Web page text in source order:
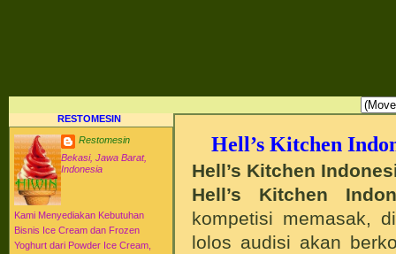
RESTOMESIN
Restomesin
Bekasi, Jawa Barat,
Indonesia
Kami Menyediakan Kebutuhan
Bisnis Ice Cream dan Frozen
Yoghurt dari Powder Ice Cream,
Hell’s Kitchen
Hell’s Kitchen
Hell’s Kitchen
kompetisi memasak,
lolos audisi akan